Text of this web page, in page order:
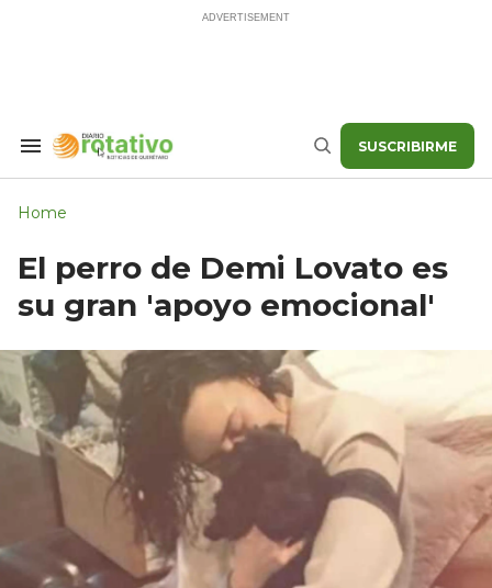
Search
Buscar SUSCRIBIRME
Home
El perro de Demi Lovato es
su gran 'apoyo emocional'